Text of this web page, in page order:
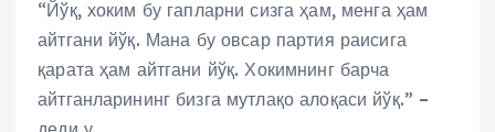
“Йўқ, хоким бу гапларни сизга ҳам, менга ҳам
айтгани йўқ. Мана бу овсар партия раисига
қарата ҳам айтгани йўқ. Хокимнинг барча
айтганларининг бизга мутлақо алоқаси йўқ.” –